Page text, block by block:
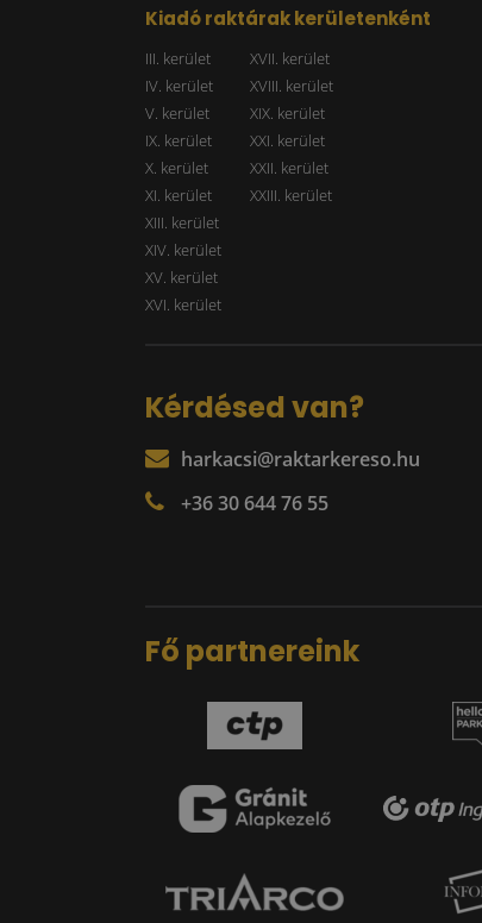
Kiadó raktárak kerületenként
III. kerület
IV. kerület
V. kerület
IX. kerület
X. kerület
XI. kerület
XIII. kerület
XIV. kerület
XV. kerület
XVI. kerület
XVII. kerület
XVIII. kerület
XIX. kerület
XXI. kerület
XXII. kerület
XXIII. kerület
Kérdésed van?
harkacsi@raktarkereso.hu
+36 30 644 76 55
Fő partnereink